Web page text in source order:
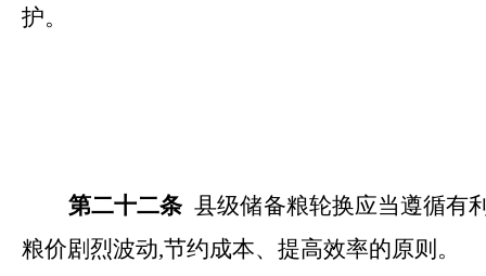
护。
第二十二条 县级储备粮轮换应当遵循有
粮价剧烈波动,节约成本、提高效率的原则。